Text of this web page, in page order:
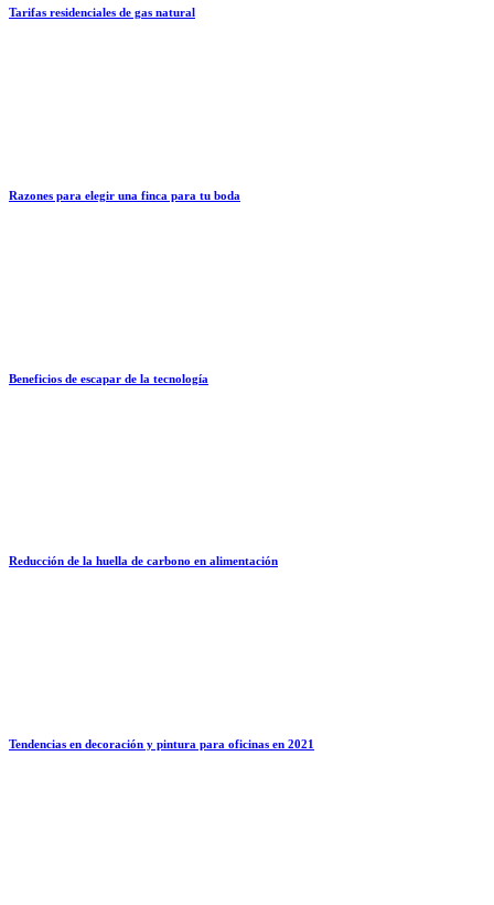
Tarifas residenciales de gas natural
Razones para elegir una finca para tu boda
Beneficios de escapar de la tecnología
Reducción de la huella de carbono en alimentación
Tendencias en decoración y pintura para oficinas en 2021